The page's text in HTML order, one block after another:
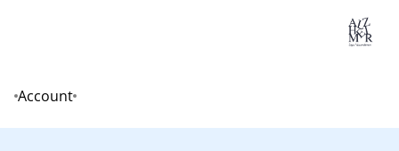
Home
Account